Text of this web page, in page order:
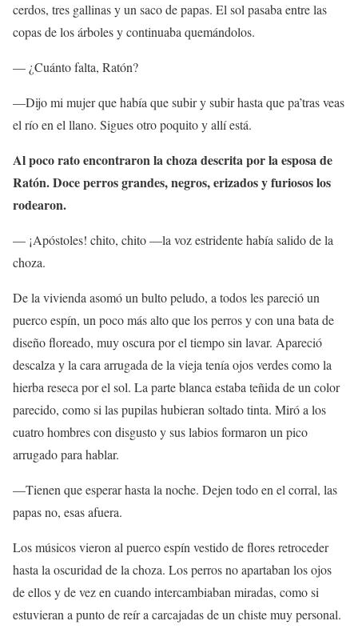
cerdos, tres gallinas y un saco de papas. El sol pasaba entre las
copas de los árboles y continuaba quemándolos.
— ¿Cuánto falta, Ratón?
—Dijo mi mujer que había que subir y subir hasta que pa’tras veas
el río en el llano. Sigues otro poquito y allí está.
Al poco rato encontraron la choza descrita por la esposa de
Ratón. Doce perros grandes, negros, erizados y furiosos los
rodearon.
— ¡Apóstoles! chito, chito —la voz estridente había salido de la
choza.
De la vivienda asomó un bulto peludo, a todos les pareció un
puerco espín, un poco más alto que los perros y con una bata de
diseño floreado, muy oscura por el tiempo sin lavar. Apareció
descalza y la cara arrugada de la vieja tenía ojos verdes como la
hierba reseca por el sol. La parte blanca estaba teñida de un color
parecido, como si las pupilas hubieran soltado tinta. Miró a los
cuatro hombres con disgusto y sus labios formaron un pico
arrugado para hablar.
—Tienen que esperar hasta la noche. Dejen todo en el corral, las
papas no, esas afuera.
Los músicos vieron al puerco espín vestido de flores retroceder
hasta la oscuridad de la choza. Los perros no apartaban los ojos
de ellos y de vez en cuando intercambiaban miradas, como si
estuvieran a punto de reír a carcajadas de un chiste muy personal.